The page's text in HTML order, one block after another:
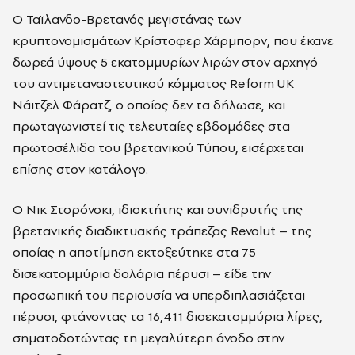
Ο Ταϊλανδο-Βρετανός μεγιστάνας των
κρυπτονομισμάτων Κρίστοφερ Χάρμπορν, που έκανε
δωρεά ύψους 5 εκατομμυρίων λιρών στον αρχηγό
του αντιμεταναστευτικού κόμματος Reform UK
Νάιτζελ Φάρατζ, ο οποίος δεν τα δήλωσε, και
πρωταγωνιστεί τις τελευταίες εβδομάδες στα
πρωτοσέλιδα του βρετανικού Τύπου, εισέρχεται
επίσης στον κατάλογο.
Ο Νικ Στορόνσκι, ιδιοκτήτης και συνιδρυτής της
βρετανικής διαδικτυακής τράπεζας Revolut – της
οποίας η αποτίμηση εκτοξεύτηκε στα 75
δισεκατομμύρια δολάρια πέρυσι – είδε την
προσωπική του περιουσία να υπερδιπλασιάζεται
πέρυσι, φτάνοντας τα 16,411 δισεκατομμύρια λίρες,
σηματοδοτώντας τη μεγαλύτερη άνοδο στην